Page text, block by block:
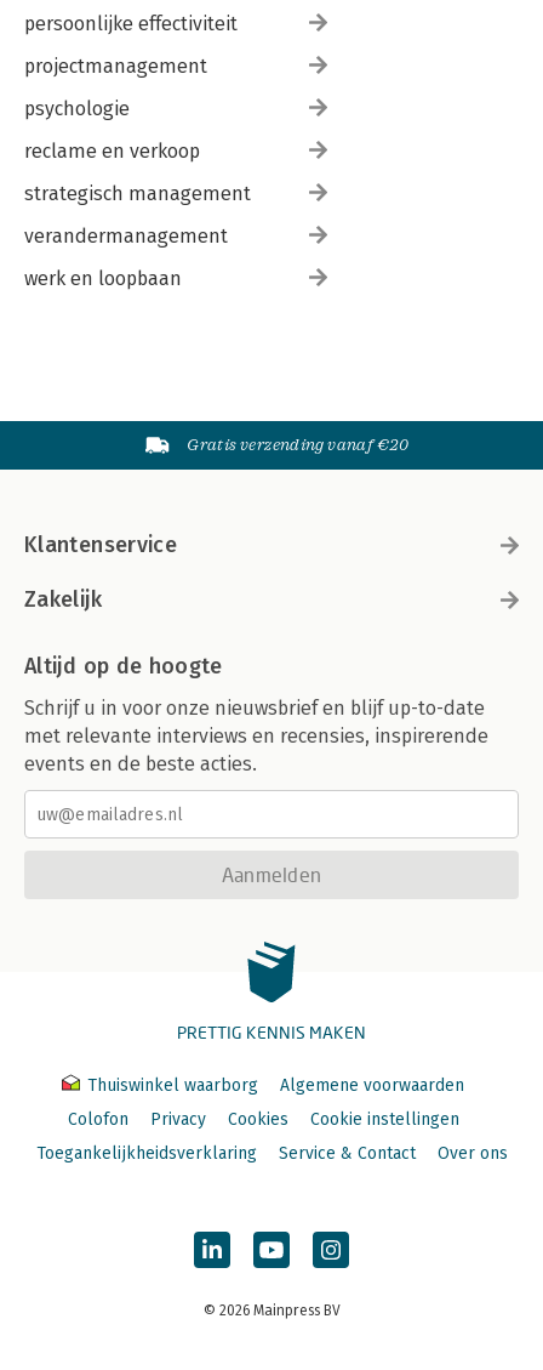
persoonlijke effectiviteit
projectmanagement
psychologie
reclame en verkoop
strategisch management
verandermanagement
werk en loopbaan
Gratis verzending vanaf €20
Klantenservice
Zakelijk
Altijd op de hoogte
Schrijf u in voor onze nieuwsbrief en blijf up-to-date
met relevante interviews en recensies, inspirerende
events en de beste acties.
Aanmelden
PRETTIG KENNIS MAKEN
Thuiswinkel waarborg
Algemene voorwaarden
Colofon
Privacy Cookies
Cookie instellingen
Toegankelijkheidsverklaring
Service & Contact Over ons
© 2026 Mainpress BV